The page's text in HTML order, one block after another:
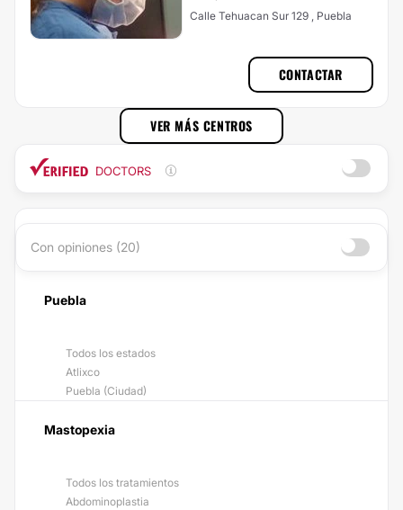
Calle Tehuacan Sur 129 , Puebla
CONTACTAR
VER MÁS CENTROS
DOCTORS
Con opiniones (20)
Puebla
Todos los estados
Atlixco
Puebla (Ciudad)
Mastopexia
Todos los tratamientos
Abdominoplastia